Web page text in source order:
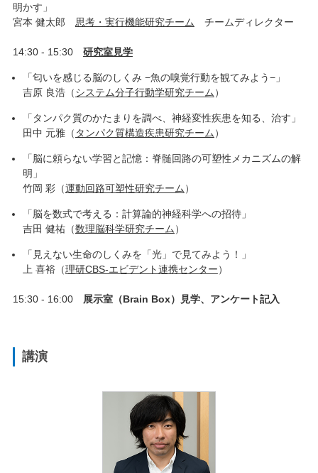
明かす」
宮本 健太郎 思考・実行機能研究チーム チームディレクター
14:30 - 15:30 研究室見学
「匂いを感じる脳のしくみ −魚の嗅覚行動を観てみよう−」
吉原 良浩（システム分子行動学研究チーム ）
「タンパク質のかたまりを調べ、神経変性疾患を知る、治す」
田中 元雅（ タンパク質構造疾患研究チーム ）
「脳に頼らない学習と記憶：脊髄回路の可塑性メカニズムの解
明」
竹岡 彩（運動回路可塑性研究チーム ）
「脳を数式で考える：計算論的神経科学への招待」
吉田 健祐（数理脳科学研究チーム ）
「見えない生命のしくみを「光」で見てみよう！」
上 喜裕（理研CBS-エビデント連携センター）
15:30 - 16:00 展示室（Brain Box）見学、アンケート記入
講演